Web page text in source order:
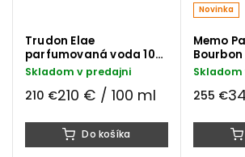
Trudon Elae
parfumovaná voda 100
ml
Skladom v predajni
210 €210 € / 100 ml
Do košíka
Novinka
Memo
voda 75
255 €